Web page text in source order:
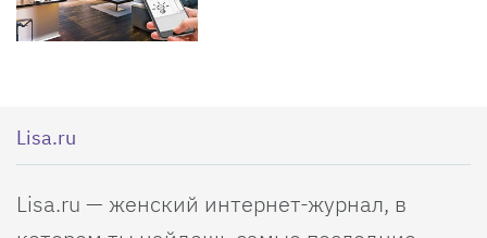
Lisa.ru
Lisa.ru — женский интернет-журнал, в